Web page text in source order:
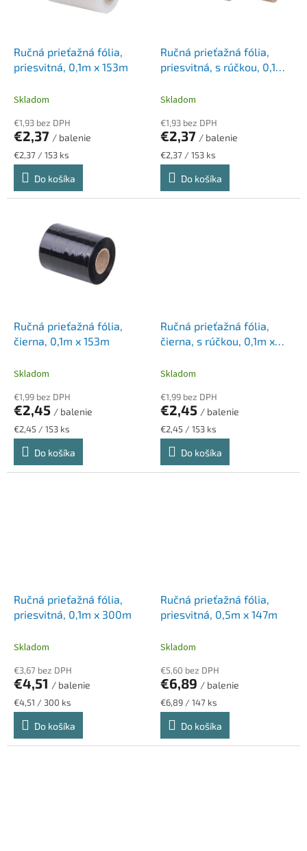
Ručná prieťažná fólia,
priesvitná, 0,1m x 153m
Skladom
€1,93 bez DPH
€2,37 / balenie
Jednotková
cena:
€2,37 / 153 ks
Do košíka
Ručná prieťažná fólia,
priesvitná, s rúčkou, 0,1m x
Skladom
€1,93 bez DPH
€2,37 / balenie
Jednotková
cena:
€2,37 / 153 ks
Do košíka
Ručná prieťažná fólia,
čierna, 0,1m x 153m
Skladom
€1,99 bez DPH
€2,45 / balenie
Jednotková
cena:
€2,45 / 153 ks
Do košíka
Ručná prieťažná fólia,
čierna, s rúčkou, 0,1m x
Skladom
€1,99 bez DPH
€2,45 / balenie
Jednotková
cena:
€2,45 / 153 ks
Do košíka
Ručná prieťažná fólia,
priesvitná, 0,1m x 300m
Skladom
€3,67 bez DPH
€4,51 / balenie
Jednotková
cena:
€4,51 / 300 ks
Do košíka
Ručná prieťažná fólia,
priesvitná, 0,5m x 147m
Skladom
€5,60 bez DPH
€6,89 / balenie
Jednotková
cena:
€6,89 / 147 ks
Do košíka